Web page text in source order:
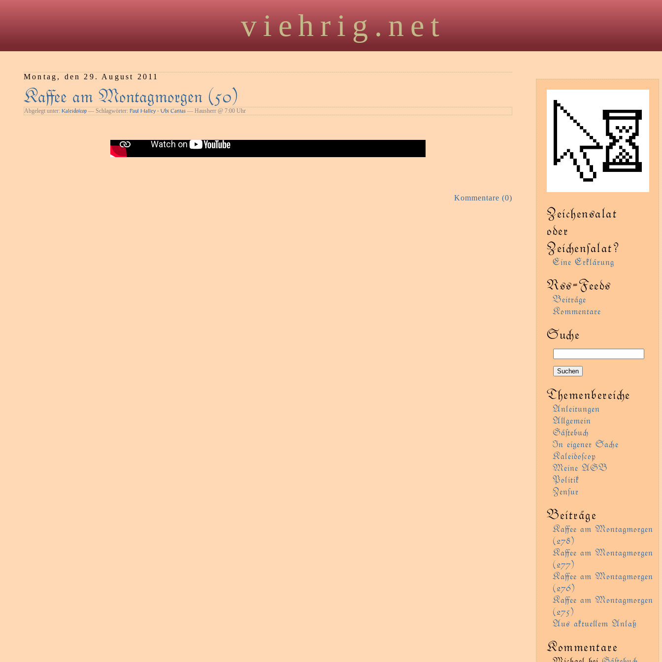
viehrig.net
Montag, den 29. August 2011
Kaﬀee am Montagmorgen (50)
Abgelegt unter: Kaleidoſcop — Schlagwörter: Paul Halley - Ubi Caritas — Hausherr @ 7:00 Uhr
Kommentare (0)
Zeichensalat
oder
Zeienſalat?
Eine Erklärung
Rss-Feeds
Beiträge
Kommentare
Sue
Themenbereie
Anleitungen
Agemein
Gäﬅebu
In eigener Sae
Kaleidoſcop
Meine AGB
Politik
Zenſur
Beiträge
Kaﬀee am Montagmorgen
(278)
Kaﬀee am Montagmorgen
(277)
Kaﬀee am Montagmorgen
(276)
Kaﬀee am Montagmorgen
(275)
Aus aktueem Anlaß
Kommentare